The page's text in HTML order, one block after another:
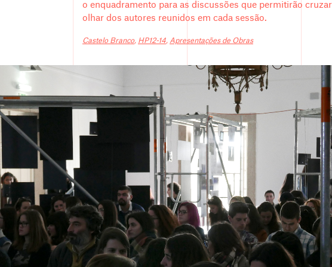
o enquadramento para as discussões que permitirão
olhar dos autores reunidos em cada sessão.
Castelo Branco, HP12-14, Apresentações de Obras